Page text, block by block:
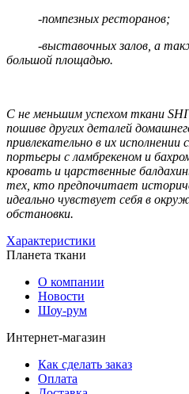
-помпезных ресторанов;
-выставочных залов, а
большой площадью.
С не меньшим успехом ткани
пошиве других деталей
привлекательно в их
портьеры с ламбрекеном и
кровать и царственные
тех, кто предпочитает
идеально чувствует себя в
обстановки.
Характеристики
Планета ткани
О компании
Новости
Шоу-рум
Интернет-магазин
Как сделать заказ
Оплата